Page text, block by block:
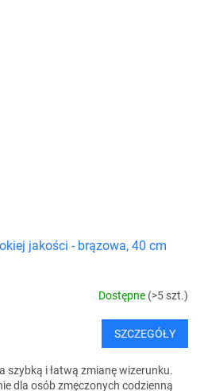
jakości - brązowa, 40 cm
Dostępne (>5 szt.)
SZCZEGÓŁY
szybką i łatwą zmianę wizerunku.
dla osób zmęczonych codzienną